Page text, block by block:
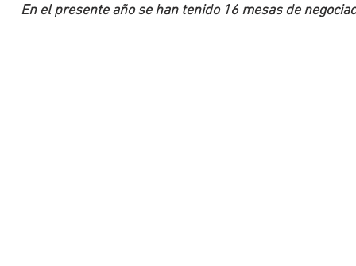
En el presente año se han tenido 16 mesas de